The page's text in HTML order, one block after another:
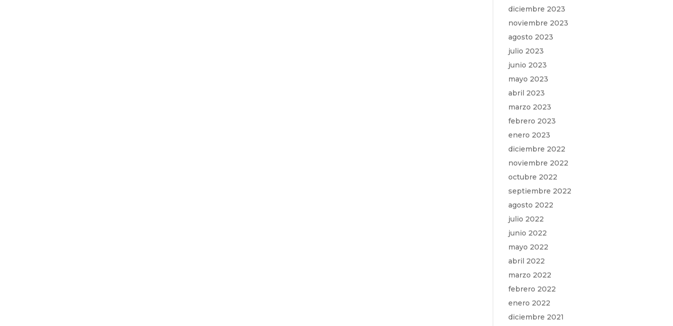
diciembre 2023
noviembre 2023
agosto 2023
julio 2023
junio 2023
mayo 2023
abril 2023
marzo 2023
febrero 2023
enero 2023
diciembre 2022
noviembre 2022
octubre 2022
septiembre 2022
agosto 2022
julio 2022
junio 2022
mayo 2022
abril 2022
marzo 2022
febrero 2022
enero 2022
diciembre 2021